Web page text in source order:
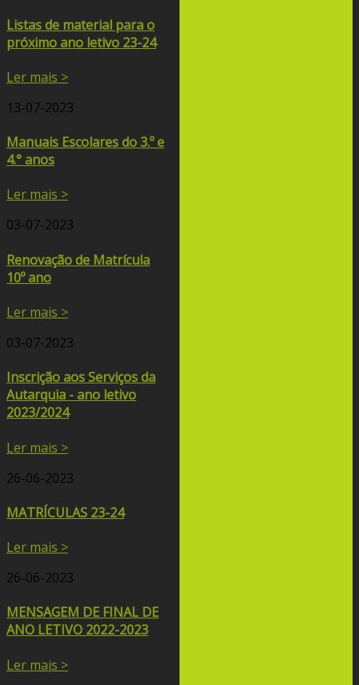
Listas de material para o
próximo ano letivo 23-24
Ler mais >
13-07-2023
Manuais Escolares do 3.º e
4.° anos
Ler mais >
03-07-2023
Renovação de Matrícula
10º ano
Ler mais >
03-07-2023
Inscrição aos Serviços da
Autarquia - ano letivo
2023/2024
Ler mais >
26-06-2023
MATRÍCULAS 23-24
Ler mais >
26-06-2023
MENSAGEM DE FINAL DE
ANO LETIVO 2022-2023
Ler mais >